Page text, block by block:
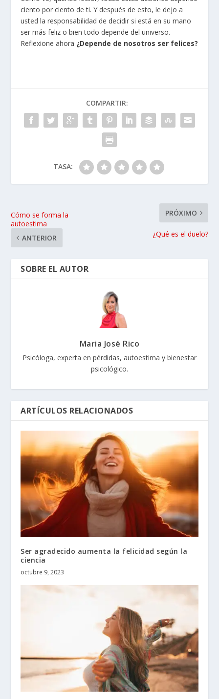
ciento por ciento de ti. Y después de esto, le dejo a
usted la responsabilidad de decidir si está en su mano
ser más feliz o bien todo depende del universo.
Reflexione ahora ¿Depende de nosotros ser felices?
COMPARTIR:
TASA:
Cómo se forma la
autoestima
ANTERIOR
PRÓXIMO
¿Qué es el duelo?
SOBRE EL AUTOR
Maria José Rico
Psicóloga, experta en pérdidas, autoestima y bienestar
psicológico.
ARTÍCULOS RELACIONADOS
Ser agradecido aumenta la felicidad según la
ciencia
octubre 9, 2023